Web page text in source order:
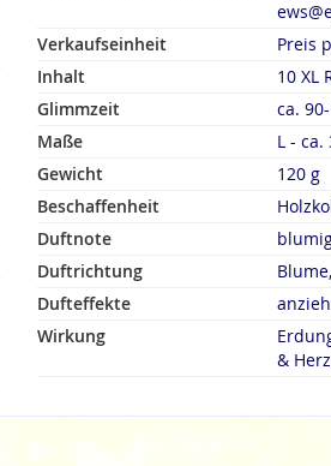
Verkaufseinheit
Preis
Inhalt
10 XL
Glimmzeit
ca.
Maße
L - ca.
Gewicht
120 g
Beschaffenheit
Duftnote
Duftrichtung
Dufteffekte
Wirkung
& Herz